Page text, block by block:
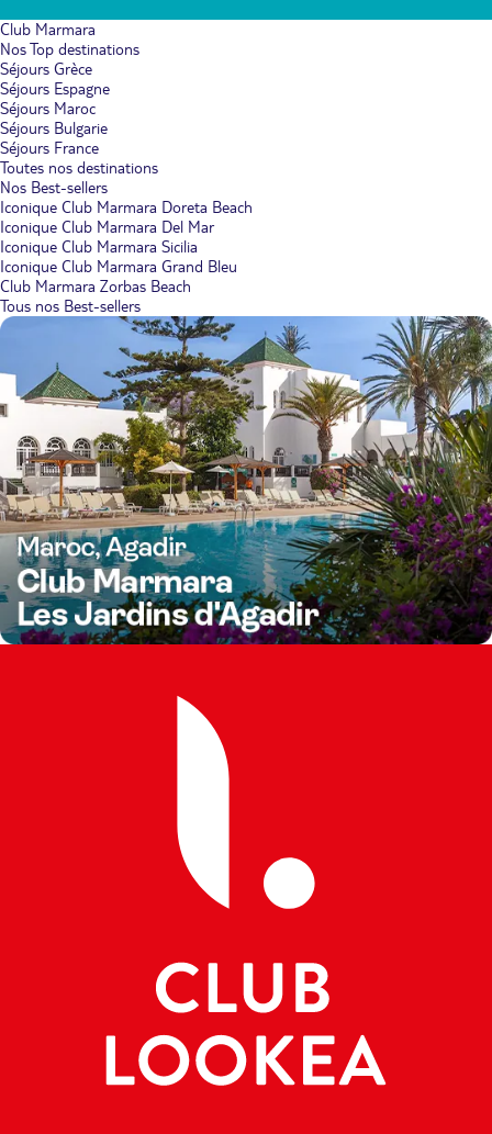
Club Marmara
Nos Top destinations
Séjours Grèce
Séjours Espagne
Séjours Maroc
Séjours Bulgarie
Séjours France
Toutes nos destinations
Nos Best-sellers
Iconique Club Marmara Doreta Beach
Iconique Club Marmara Del Mar
Iconique Club Marmara Sicilia
Iconique Club Marmara Grand Bleu
Club Marmara Zorbas Beach
Tous nos Best-sellers